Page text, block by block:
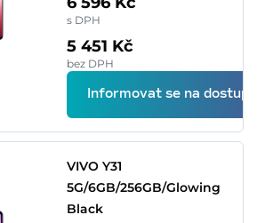
s DPH
5 451 Kč
bez DPH
Informovat se na
VIVO Y31
5G/6GB/256GB/Glowing
Black